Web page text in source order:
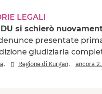
LEGALI
si schierò
presentate
giudiziaria
, Regione di Kurgan, ancora